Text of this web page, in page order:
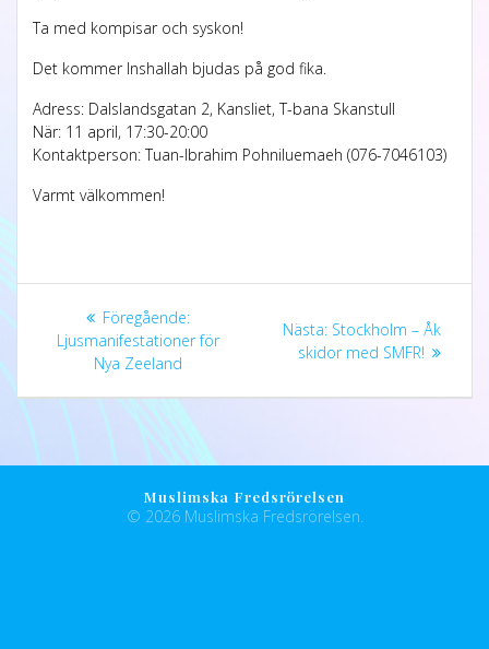
Ta med kompisar och syskon!
Det kommer Inshallah bjudas på god fika.
Adress: Dalslandsgatan 2, Kansliet, T-bana Skanstull
När: 11 april, 17:30-20:00
Kontaktperson: Tuan-Ibrahim Pohniluemaeh (076-7046103)
Varmt välkommen!
Föregående:
Ljusmanifestationer för
Nya Zeeland
Nästa: Stockholm – Åk
skidor med SMFR!
Muslimska Fredsrörelsen
© 2026 Muslimska Fredsrörelsen.